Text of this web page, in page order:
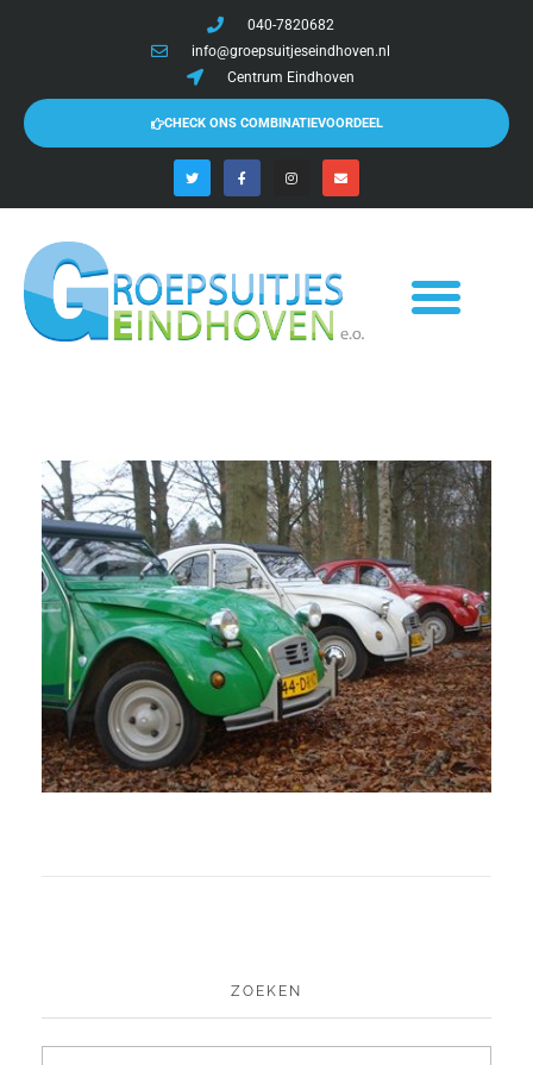
040-7820682
info@groepsuitjeseindhoven.nl
Centrum Eindhoven
CHECK ONS COMBINATIEVOORDEEL
ZOEKEN